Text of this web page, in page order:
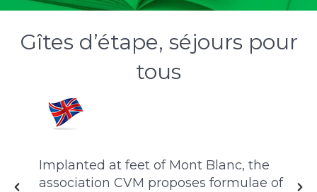
Gîtes d’étape, séjours pour
tous
Implanted at feet of Mont Blanc, the
association CVM proposes formulae of